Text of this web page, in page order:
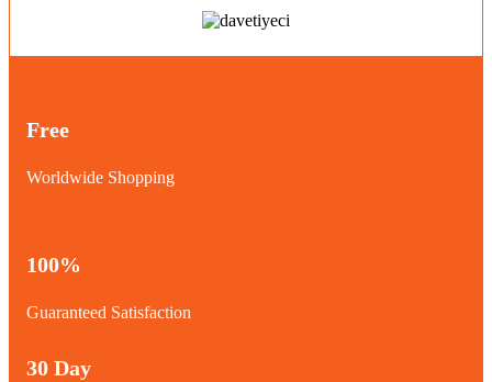
Free
Worldwide Shopping
100%
Guaranteed Satisfaction
30 Day